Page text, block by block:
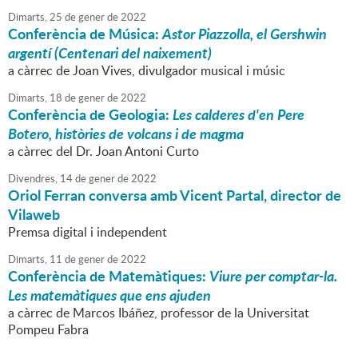
Dimarts,25 degenerde2022
Conferència de Música:Astor Piazzolla, el Gershwin
argentí (Centenari del naixement)
a càrrec de Joan Vives, divulgador musical i músic
Dimarts, 18 degenerde2022
Conferència de Geologia:Les calderes d'en Pere
Botero, històries de volcans i de magma
a càrrec del Dr. Joan Antoni Curto
Divendres, 14degenerde2022
Oriol Ferran conversa amb Vicent Partal, director de
Vilaweb
Premsa digital i independent
Dimarts, 11 degenerde2022
Conferència de Matemàtiques: Viure per comptar-la.
Les matemàtiques que ens ajuden
a càrrec de Marcos Ibáñez, professor de la Universitat
Pompeu Fabra